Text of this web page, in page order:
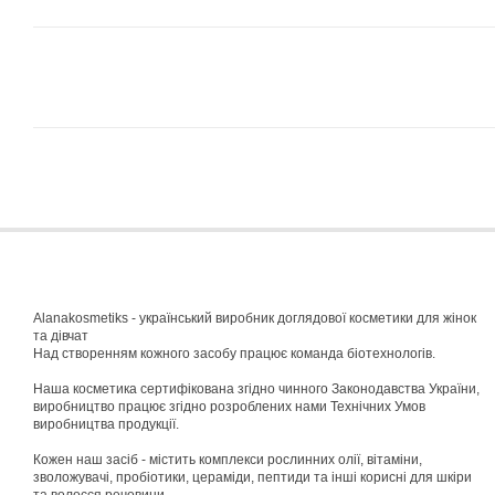
Alanakosmetiks - український виробник доглядової косметики для жінок
та дівчат
Над створенням кожного засобу працює команда біотехнологів.
Наша косметика сертифікована згідно чинного Законодавства України,
виробництво працює згідно розроблених нами Технічних Умов
виробництва продукції.
Кожен наш засіб - містить комплекси рослинних олії, вітаміни,
зволожувачі, пробіотики, цераміди, пептиди та інші корисні для шкіри